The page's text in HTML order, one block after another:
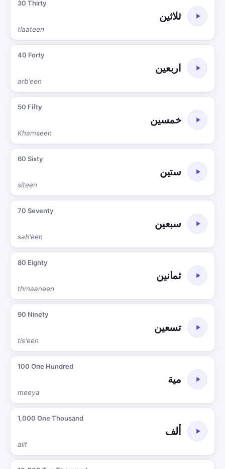
30 Thirty
ثلاثين
tlaateen
40 Forty
اربعين
arb'een
50 Fifty
خمسين
Khamseen
60 Sixty
ستين
siteen
70 Seventy
سبعين
sab'een
80 Eighty
ثمانين
thmaaneen
90 Ninety
تسعين
tis'een
100 One Hundred
مية
meeya
1,000 One Thousand
ألف
alif